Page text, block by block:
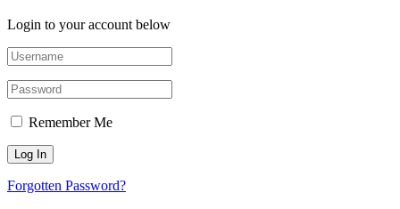
Login to your account below
Remember Me
Forgotten Password?